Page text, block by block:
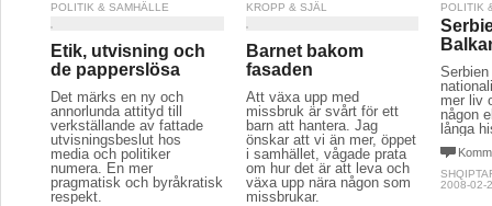
POLITIK & SAMHÄLLE
Etik, utvisning och
de papperslösa
Det märks en ny och
annorlunda attityd till
verkställande av fattade
utvisningsbeslut hos
media och politiker
numera. En mer
pragmatisk och byråkratisk
respekt.
KROPP & SJÄL
Barnet bakom
fasaden
Att växa upp med
missbruk är svårt för ett
barn att hantera. Jag
önskar att vi än mer, öppet
i samhället, vågade prata
om hur det är att leva och
växa upp nära någon som
missbrukar.
POLITIK
mer liv
någon
långa
2008-02-